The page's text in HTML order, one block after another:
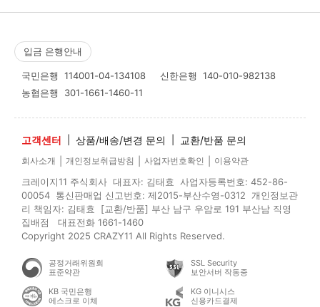
입금 은행안내
국민은행 114001-04-134108 신한은행 140-010-982138
농협은행 301-1661-1460-11
고객센터 상품/배송/변경 문의 교환/반품 문의
회사소개 개인정보취급방침 사업자번호확인 이용약관
크레이지11 주식회사 대표자: 김태효 사업자등록번호: 452-86-
00054 통신판매업 신고번호: 제2015-부산수영-0312 개인정보관
리 책임자: 김태효 [교환/반품] 부산 남구 우암로 191 부산남 직영
집배점 대표전화 1661-1460
Copyright 2025 CRAZY11 All Rights Reserved.
공정거래위원회
표준약관
SSL Security
보안서버 작동중
KB 국민은행
에스크로 이체
KG 이니시스
신용카드결제